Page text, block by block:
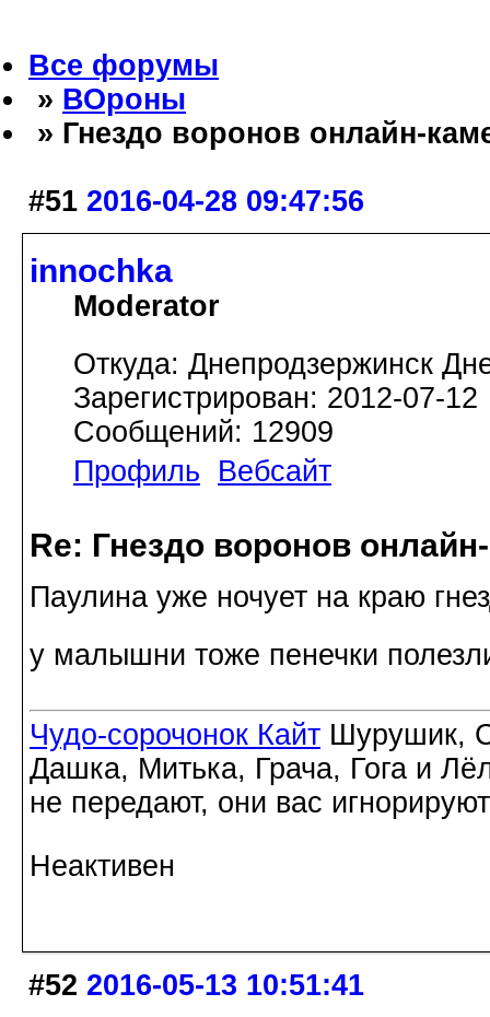
Все форумы
» ВОроны
» Гнездо воронов онлайн-
#51 2016-04-28 09:47:56
innochka
Moderator
Откуда: Днепродзержинск
Зарегистрирован: 2012-07-12
Сообщений: 12909
Профиль
Вебсайт
Re: Гнездо воронов
Паулина уже ночует на краю
у малышни тоже пенечки
Чудо-сорочонок Кайт Шурушик,
Дашка, Митька, Грача, Гога и
не передают, они вас игнорируют
Неактивен
#52 2016-05-13 10:51:41